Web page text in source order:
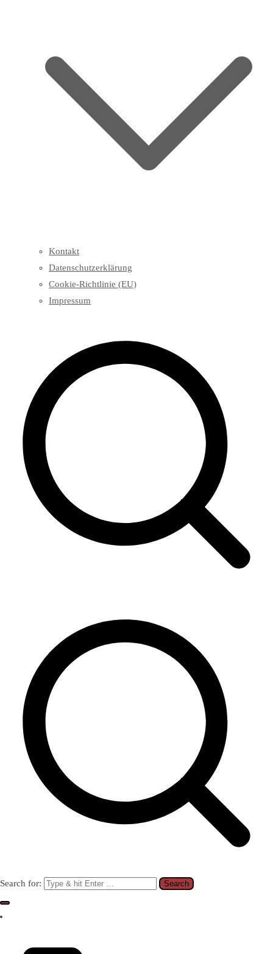
Kontakt
Datenschutzerklärung
Cookie-Richtlinie (EU)
Impressum
Search for: